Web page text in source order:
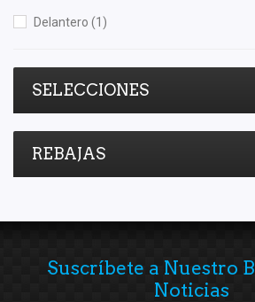
Delantero (1)
SELECCIONES
REBAJAS
Suscríbete a Nuestro
Noticias